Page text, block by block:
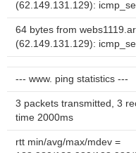
(62.149.131.129):
64 bytes from
(62.149.131.129):
--- www. ping statistics ---
3 packets transmitted, 3
time 2000ms
rtt min/avg/max/mdev =